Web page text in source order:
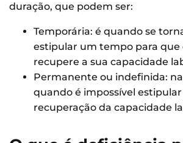
duração, que podem ser:
Temporária: é quando se
estipular um tempo para que
recupere a sua capacidade
Permanente ou indefinida:
quando é impossível
recuperação da capacidade